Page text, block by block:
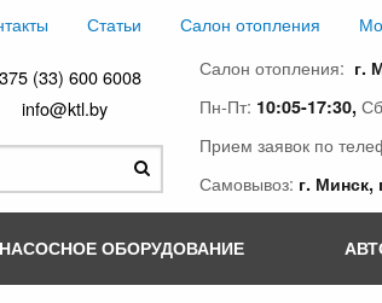
Статьи Салон отопления
(33) 600 6008
info@ktl.by
Салон отопления: г.
Пн-Пт: 10:05-17:30,
Прием заявок по
Самовывоз: г. Минск,
НАСОСНОЕ ОБОРУДОВАНИЕ